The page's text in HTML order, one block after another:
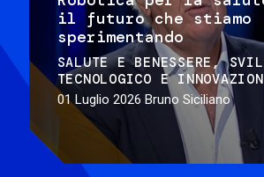
il futuro che stiamo
sperimentando
SALUTE E BENESSERE
TECNOLOGICO E
01 Luglio 2026 Bruno Siciliano